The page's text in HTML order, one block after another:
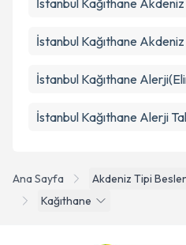
Ana Sayfa Akdeniz Tipi
Kağıthane
İstanbul Kağıthane
İstanbul Kağıthane
İstanbul Kağıthane
İstanbul Kağıthane Alerji